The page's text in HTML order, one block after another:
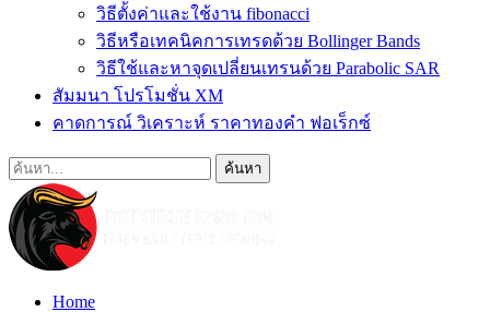
วิธีตั้งค่าและใช้งาน fibonacci
วิธีหรือเทคนิคการเทรดด้วย Bollinger Bands
วิธีใช้และหาจุดเปลี่ยนเทรนด้วย Parabolic SAR
สัมมนา โปรโมชั่น XM
คาดการณ์ วิเคราะห์ ราคาทองคำ ฟอเร็กซ์
Home